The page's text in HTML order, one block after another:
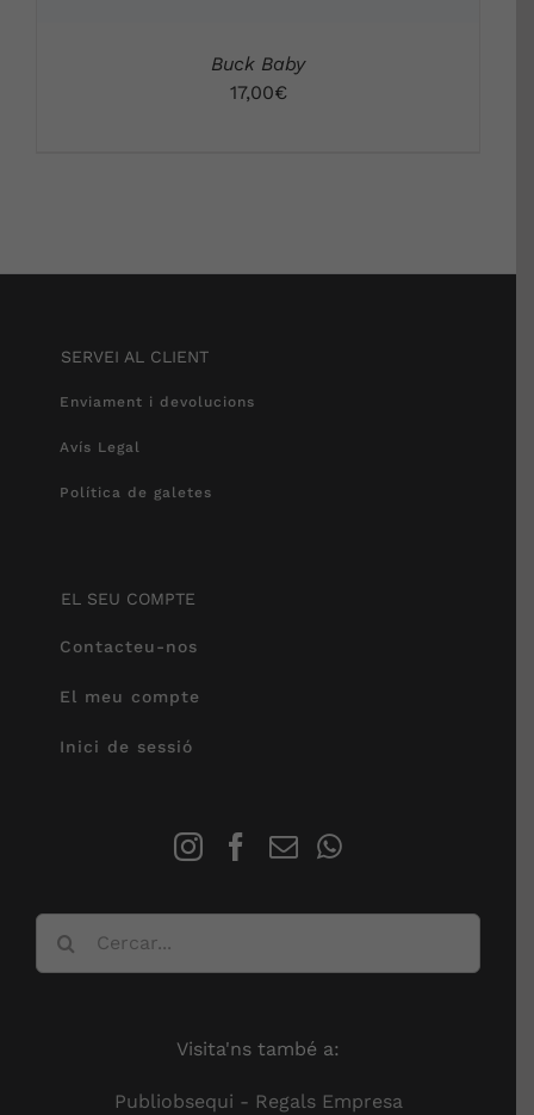
Buck Baby
17,00€
SERVEI AL CLIENT
Enviament i devolucions
Avís Legal
Política de galetes
EL SEU COMPTE
Contacteu-nos
El meu compte
Inici de sessió
Visita'ns també a:
Publiobsequi - Regals Empresa